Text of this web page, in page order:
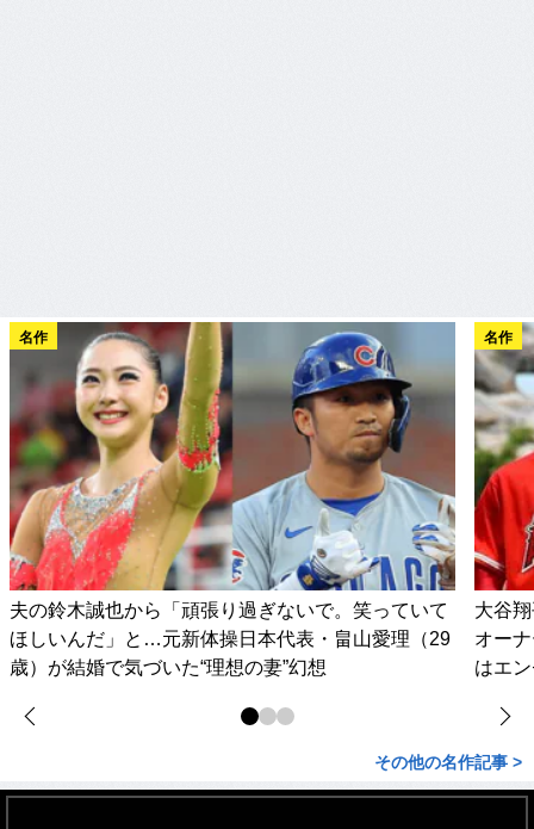
名作
夫の鈴木誠也から「頑張り過ぎないで。笑っていて
ほしいんだ」と…元新体操日本代表・畠山愛理（29
歳）が結婚で気づいた“理想の妻”幻想
名作
大谷
オー
はエ
その他の名作記事 >